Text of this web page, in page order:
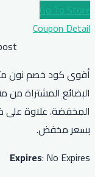
Go To Store
Coupon Detail
البضائع المشتراة
بسعر مخفض.
Expires: No Expires